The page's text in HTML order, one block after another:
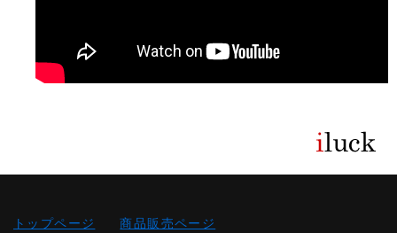
トップページ 商品販売ページ